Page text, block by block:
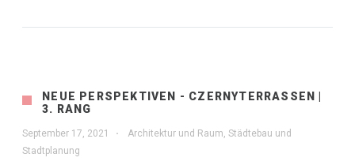
NEUE PERSPEKTIVEN - CZERNYTERRASSEN |
3. RANG
September 17, 2021 Architektur und Raum ,Städtebau und
Stadtplanung